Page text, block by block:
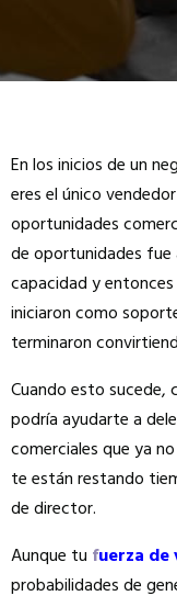
En los inicios de un
eres el único
oportunidades
de oportunidades
capacidad y
iniciaron como
terminaron
Cuando esto sucede,
podría ayudarte a
comerciales que ya
te están restando
de director.
Aunque tu fuerza de
probabilidades de